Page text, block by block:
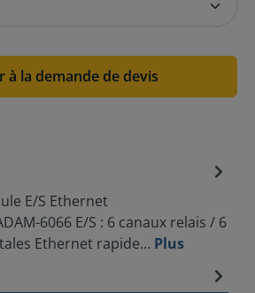
à la demande de devis
E/S Ethernet
6066 E/S : 6 canaux relais / 6
Ethernet rapide… Plus